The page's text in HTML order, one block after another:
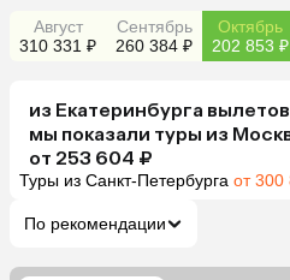
Август
310 331 ₽
Сентябрь
260 384 ₽
Октябрь
202 853 ₽
из Екатеринбурга
мы показали туры из
от 253 604 ₽
Туры из Санкт-Петербурга от 300
По рекомендации